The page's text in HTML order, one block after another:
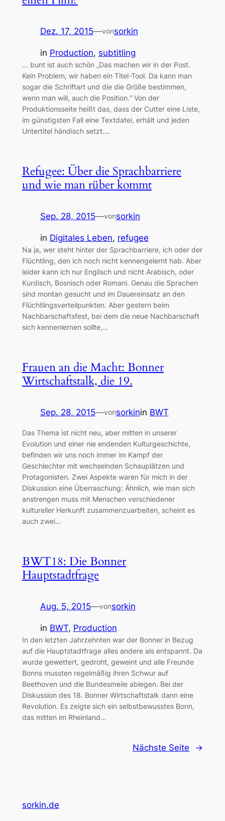
Dez. 17, 2015—vonsorkin
in Production, subtitling
… bunt ist auch schön „Das machen wir in der Post.
Kein Problem, wir haben ein Titel-Tool. Da kann man
sogar die Schriftart und die die Größe bestimmen,
wenn man will, auch die Position.“ Von der
Produktionsseite heißt das, dass der Cutter eine Liste,
im günstigsten Fall eine Textdatei, erhält und jeden
Untertitel händisch setzt.…
Refugee: Über die Sprachbarriere
und wie man rüber kommt
Sep. 28, 2015—vonsorkin
in Digitales Leben, refugee
Na ja, wer steht hinter der Sprachbarriere, ich oder der
Flüchtling, den ich noch nicht kennengelernt hab. Aber
leider kann ich nur Englisch und nicht Arabisch, oder
Kurdisch, Bosnisch oder Romani. Genau die Sprachen
sind montan gesucht und im Dauereinsatz an den
Flüchtlingsverteilpunkten. Aber gestern beim
Nachbarschaftsfest, bei dem die neue Nachbarschaft
sich kennenlernen sollte,…
Frauen an die Macht: Bonner
Wirtschaftstalk, die 19.
Sep. 28, 2015—vonsorkinin BWT
Das Thema ist nicht neu, aber mitten in unserer
Evolution und einer nie endenden Kulturgeschichte,
befinden wir uns noch immer im Kampf der
Geschlechter mit wechselnden Schauplätzen und
Protagonisten. Zwei Aspekte waren für mich in der
Diskussion eine Überraschung: Ähnlich, wie man sich
anstrengen muss mit Menschen verschiedener
kultureller Herkunft zusammenzuarbeiten, scheint es
auch zwei…
BWT18: Die Bonner
Hauptstadtfrage
Aug. 5, 2015—vonsorkin
in BWT, Production
In den letzten Jahrzehnten war der Bonner in Bezug
auf die Hauptstadtfrage alles andere als entspannt. Da
wurde gewettert, gedroht, geweint und alle Freunde
Bonns mussten regelmäßig ihren Schwur auf
Beethoven und die Bundesmeile ablegen. Bei der
Diskussion des 18. Bonner Wirtschaftstalk dann eine
Revolution. Es zeigte sich ein selbstbewusstes Bonn,
das mitten im Rheinland…
Nächste Seite →
sorkin.de